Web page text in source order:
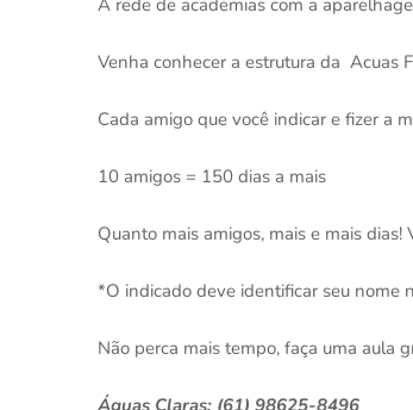
A rede de academias com a
Venha conhecer a estrutura da Acuas
Cada amigo que você indicar e fizer a
10 amigos = 150 dias a mais
Quanto mais amigos, mais e mais
*O indicado deve identificar seu nome
Não perca mais tempo, faça uma aula
Águas Claras: (61) 98625-8496